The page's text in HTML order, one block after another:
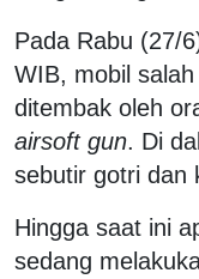
Pada Rabu (27/
WIB, mobil
ditembak oleh
airsoft gun. Di
sebutir gotri dan
Hingga saat ini
sedang